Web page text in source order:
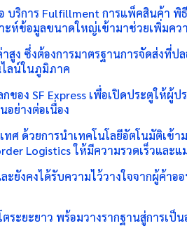
ริการ Fulfillment การแพ็คสินค้า
ะห์ข้อมูลขนาดใหญ่เข้ามาช่วยเพิ่ม
ซึ่งต้องการมาตรฐานการจัดส่งที่ป
ไลน์ในภูมิภาค
อง SF Express เพื่อเปิดประตูให้ผู้
ย่างต่อเนื่อง
ด้วยการนำเทคโนโลยีอัตโนมัติเ
Logistics ให้มีความรวดเร็วและ
ยังคงได้รับความไว้วางใจจากผู้ค้า
ะยะยาว พร้อมวางรากฐานสู่การเ